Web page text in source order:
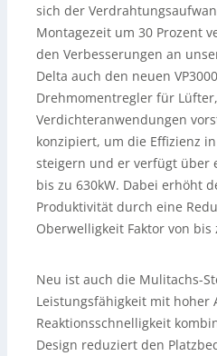
sich der
Montagezeit um 30 Prozent
den Verbesserungen an
Delta auch den neuen
Drehmomentregler für
Verdichteranwendungen
konzipiert, um die Effizienz
steigern und er verfügt über
bis zu 630kW. Dabei erhöht
Produktivität durch eine
Oberwelligkeit Faktor von bis
Neu ist auch die Mulitachs-
Leistungsfähigkeit mit hoher
Reaktionsschnelligkeit
Design reduziert den